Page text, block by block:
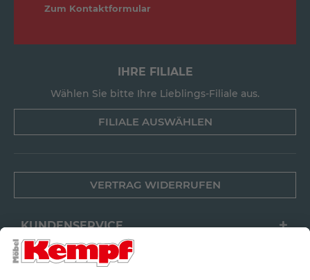
Zum Kontaktformular
IHRE FILIALE
Wählen Sie bitte Ihre Lieblings-Filiale aus.
FILIALE AUSWÄHLEN
VERTRAG WIDERRUFEN
KUNDENSERVICE
FILIALEN